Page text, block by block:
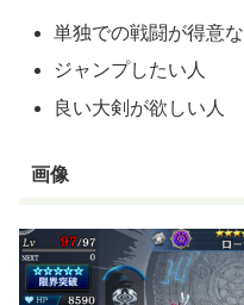
単独での戦闘が得意
ジャンプしたい人
良い大剣が欲しい人
画像